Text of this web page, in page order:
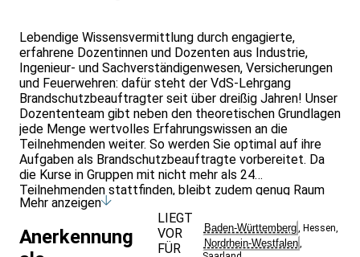
Lebendige Wissensvermittlung durch engagierte,
erfahrene Dozentinnen und Dozenten aus Industrie,
Ingenieur- und Sachverständigenwesen, Versicherungen
und Feuerwehren: dafür steht der VdS-Lehrgang
Brandschutzbeauftragter seit über dreißig Jahren! Unser
Dozententeam gibt neben den theoretischen Grundlagen
jede Menge wertvolles Erfahrungswissen an die
Teilnehmenden weiter. So werden Sie optimal auf ihre
Aufgaben als Brandschutzbeauftragte vorbereitet. Da
die Kurse in Gruppen mit nicht mehr als 24
Teilnehmenden stattfinden, bleibt zudem genug Raum
für Fragen, Wünsche und Austausch.
Mehr als 99 % unserer Teilnehmenden würden den
Lehrgang weiterempfehlen! Zwei Stimmen:
Mehr anzeigen
Anerkennung
LIEGT
VOR
FÜR
Baden-Württemberg Hessen
Nordrhein-Westfalen